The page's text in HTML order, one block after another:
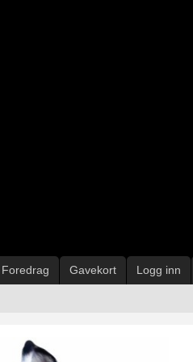
Foredrag Gavekort Logg inn